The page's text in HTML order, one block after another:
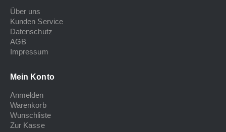
Über uns
Kunden Service
Datenschutz
AGB
Impressum
Mein Konto
Anmelden
Warenkorb
Wunschliste
Zur Kasse